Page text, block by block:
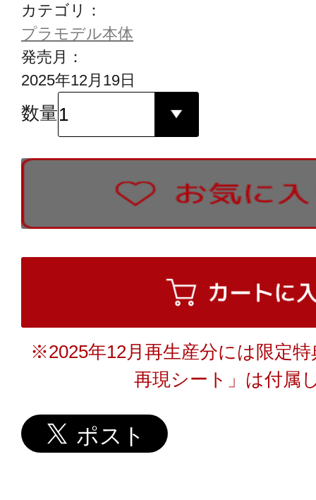
カテゴリ：
プラモデル本体
発売月：
2025年12月19日
数量
※2025年12月再生産分には限定
再現シート」は付属